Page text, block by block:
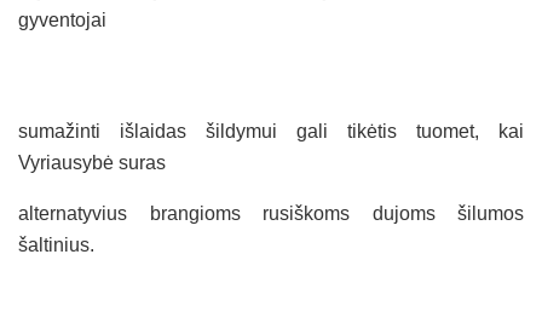
gyventojai
sumažinti išlaidas šildymui gali tikėtis tuomet, kai
Vyriausybė suras
alternatyvius brangioms rusiškoms dujoms šilumos
šaltinius.